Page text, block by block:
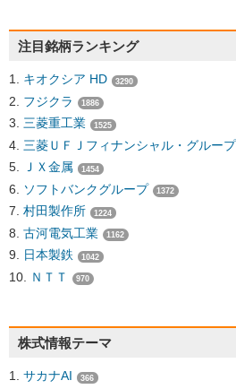
注目銘柄ランキング
キオクシア HD 3290
フジクラ 1886
三菱重工業 1525
三菱ＵＦＪフィナンシャル・グループ
ＪＸ金属 1454
ソフトバンクグループ 1372
村田製作所 1224
古河電気工業 1162
日本製鉄 1042
ＮＴＴ 970
株式情報テーマ
サカナAI 366